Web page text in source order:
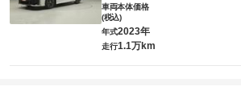
車両本体価格
(税込)
年式2023年
走行1.1万km